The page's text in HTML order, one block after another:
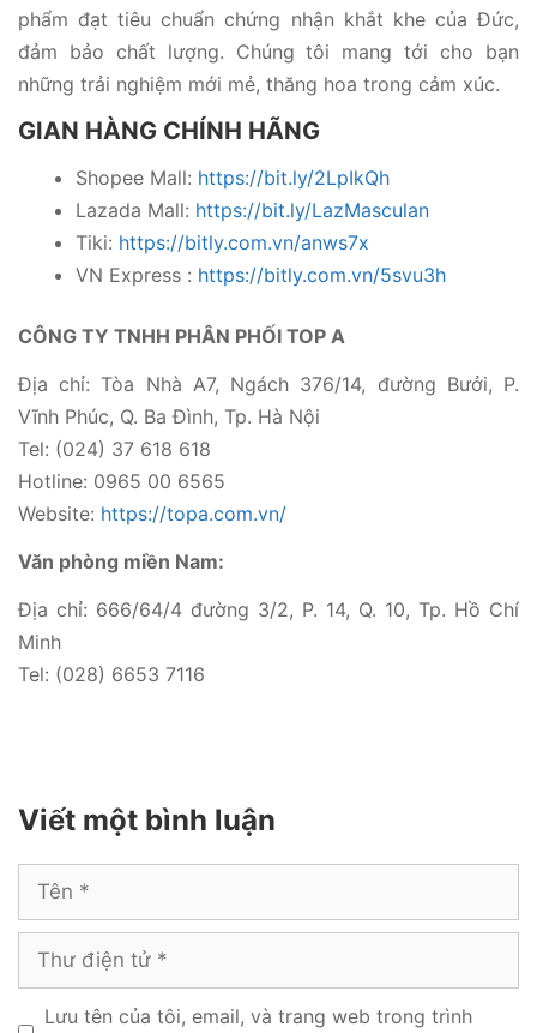
phẩm đạt tiêu chuẩn chứng nhận khắt khe của Đức,
đảm bảo chất lượng. Chúng tôi mang tới cho bạn
những trải nghiệm mới mẻ, thăng hoa trong cảm xúc.
GIAN HÀNG CHÍNH HÃNG
Shopee Mall: https://bit.ly/2LpIkQh
Lazada Mall: https://bit.ly/LazMasculan
Tiki: https://bitly.com.vn/anws7x
VN Express : https://bitly.com.vn/5svu3h
CÔNG TY TNHH PHÂN PHỐI TOP A
Địa chỉ: Tòa Nhà A7, Ngách 376/14, đường Bưởi, P.
Vĩnh Phúc, Q. Ba Đình, Tp. Hà Nội
Tel: (024) 37 618 618
Hotline: 0965 00 6565
Website: https://topa.com.vn/
Văn phòng miền Nam:
Địa chỉ: 666/64/4 đường 3/2, P. 14, Q. 10, Tp. Hồ Chí
Minh
Tel: (028) 6653 7116
Viết một bình luận
Tên
Thư
Lưu tên của tôi, email, và trang web trong trình